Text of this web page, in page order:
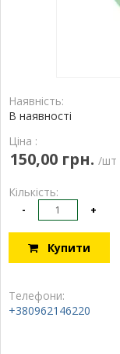
Наявність:
В наявності
Ціна :
150,00 грн. /шт
Кількість:
- +
Купити
Телефони:
+380962146220